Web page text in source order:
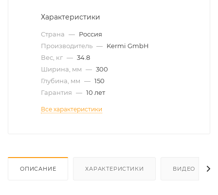
Характеристики
Страна — Россия
Производитель — Kermi GmbH
Вес, кг — 34.8
Ширина, мм — 300
Глубина, мм — 150
Гарантия — 10 лет
Все характеристики
ОПИСАНИЕ ХАРАКТЕРИСТИКИ ВИДЕО